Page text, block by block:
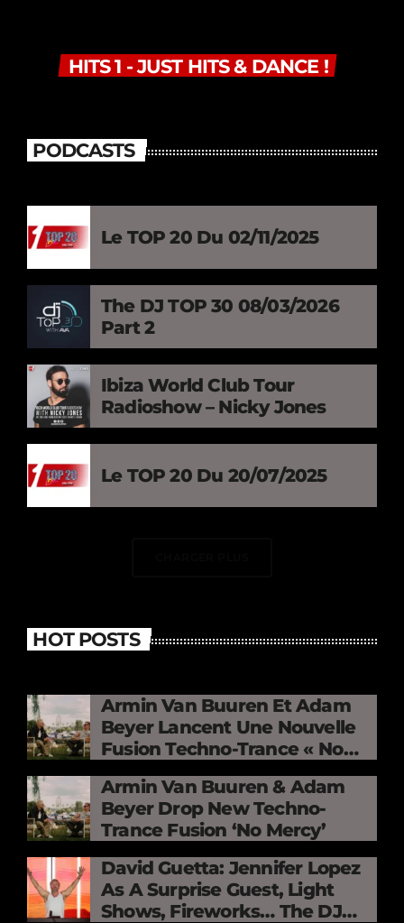
HITS 1 - JUST HITS & DANCE !
PODCASTS
Le TOP 20 Du 02/11/2025
The DJ TOP 30 08/03/2026
Part 2
Ibiza World Club Tour
Radioshow – Nicky Jones
Le TOP 20 Du 20/07/2025
HOT POSTS
Armin Van Buuren Et Adam
Beyer Lancent Une Nouvelle
Fusion Techno-Trance « No
Armin Van Buuren & Adam
Beyer Drop New Techno-
Trance Fusion ‘No Mercy’
David Guetta: Jennifer Lopez
As A Surprise Guest, Light
Shows, Fireworks… The DJ